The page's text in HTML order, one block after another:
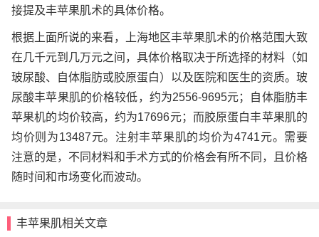
接提及丰苹果肌术的具体价格。
根据上面所说的来看，上海地区丰苹果肌术的价格范围大致
在几千元到几万元之间，具体价格取决于所选择的材料（如
玻尿酸、自体脂肪或胶原蛋白）以及医院和医生的资质。玻
尿酸丰苹果肌的价格较低，约为2556-9695元；自体脂肪丰
苹果机的均价较高，约为17696元；而胶原蛋白丰苹果肌的
均价则为13487元。注射丰苹果肌的均价为4741元。需要
注意的是，不同材料和手术方式的价格会有所不同，且价格
随时间和市场变化而波动。
丰苹果肌相关文章